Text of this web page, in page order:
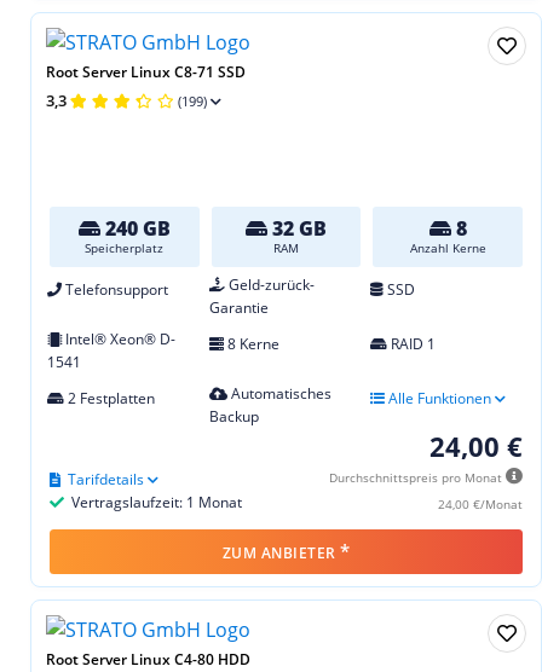
Root Server Linux C8-71 SSD
3,3 (199)
240 GB
Speicherplatz
32 GB
RAM
8
Anzahl Kerne
Telefonsupport
Geld-zurück-
Garantie
SSD
Intel® Xeon® D-
1541
8 Kerne RAID 1
2 Festplatten
Automatisches
Backup
Alle Funktionen
24,00 €
Durchschnittspreis pro Monat
24,00 €/Monat
Vertragslaufzeit: 1 Monat
Tarifdetails
ZUM ANBIETER *
Root Server Linux C4-80 HDD